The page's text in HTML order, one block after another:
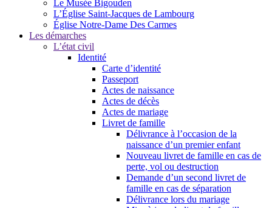
Le Musée Bigouden
L’Église Saint-Jacques de Lambourg
Église Notre-Dame Des Carmes
Les démarches
L’état civil
Identité
Carte d’identité
Passeport
Actes de naissance
Actes de décès
Actes de mariage
Livret de famille
Délivrance à l’occasion de la
naissance d’un premier enfant
Nouveau livret de famille en cas de
perte, vol ou destruction
Demande d’un second livret de
famille en cas de séparation
Délivrance lors du mariage